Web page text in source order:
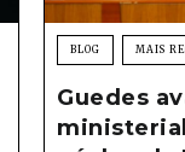
BLOG MAIS
Guedes